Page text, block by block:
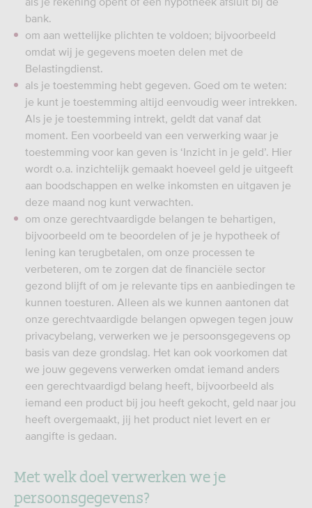
bank.
om aan wettelijke plichten te voldoen; bijvoorbeeld
omdat wij je gegevens moeten delen met de
Belastingdienst.
als je toestemming hebt gegeven. Goed om te weten:
je kunt je toestemming altijd eenvoudig weer intrekken.
Als je je toestemming intrekt, geldt dat vanaf dat
moment. Een voorbeeld van een verwerking waar je
toestemming voor kan geven is ‘Inzicht in je geld’. Hier
wordt o.a. inzichtelijk gemaakt hoeveel geld je uitgeeft
aan boodschappen en welke inkomsten en uitgaven je
deze maand nog kunt verwachten.
om onze gerechtvaardigde belangen te behartigen,
bijvoorbeeld om te beoordelen of je je hypotheek of
lening kan terugbetalen, om onze processen te
verbeteren, om te zorgen dat de financiële sector
gezond blijft of om je relevante tips en aanbiedingen te
kunnen toesturen. Alleen als we kunnen aantonen dat
onze gerechtvaardigde belangen opwegen tegen jouw
privacybelang, verwerken we je persoonsgegevens op
basis van deze grondslag. Het kan ook voorkomen dat
we jouw gegevens verwerken omdat iemand anders
een gerechtvaardigd belang heeft, bijvoorbeeld als
iemand een product bij jou heeft gekocht, geld naar jou
heeft overgemaakt, jij het product niet levert en er
aangifte is gedaan.
Met welk doel verwerken we je
persoonsgegevens?